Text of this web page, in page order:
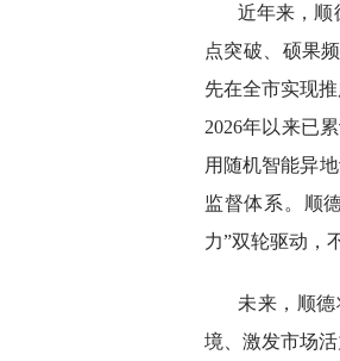
近年来，顺
点突破、硕果
先在全市实现
2026年以来已
用随机智能异
监督体系。顺
力”双轮驱动，
未来，顺
境、激发市场活